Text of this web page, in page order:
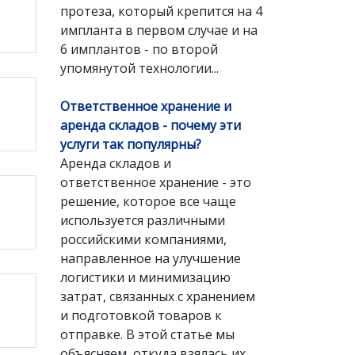
протеза, который крепится на 4
импланта в первом случае и на
6 имплантов - по второй
упомянутой технологии...
Ответственное хранение и
аренда складов - почему эти
услуги так популярны?
Аренда складов и
ответственное хранение - это
решение, которое все чаще
используется различными
российскими компаниями,
направленное на улучшение
логистики и минимизацию
затрат, связанных с хранением
и подготовкой товаров к
отправке. В этой статье мы